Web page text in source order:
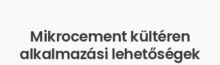
Mikrocement kültéren
alkalmazási lehetőségek